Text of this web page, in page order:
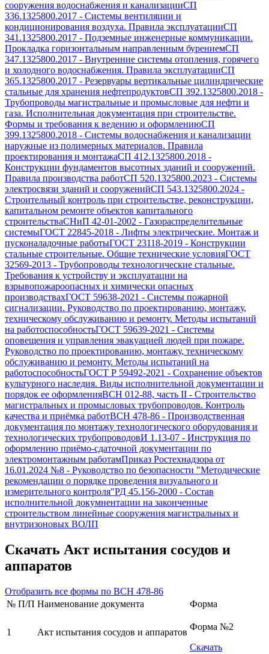
сооружения водоснабжения и канализацииСП
336.1325800.2017 - Системы вентиляции и
кондиционирования воздуха. Правила эксплуатацииСП
341.1325800.2017 - Подземные инженерные коммуникации.
Прокладка горизонтальным направленным бурениемСП
347.1325800.2017 - Внутренние системы отопления, горячего
и холодного водоснабжения. Правила эксплуатацииСП
365.1325800.2017 - Резервуары вертикальные цилиндрические
стальные для хранения нефтепродуктовСП 392.1325800.2018 -
Трубопроводы магистральные и промысловые для нефти и
газа. Исполнительная документация при строительстве.
Формы и требования к ведению и оформлениюСП
399.1325800.2018 - Системы водоснабжения и канализации
наружные из полимерных материалов. Правила
проектирования и монтажаСП 412.1325800.2018 -
Конструкции фундаментов высотных зданий и сооружений.
Правила производства работСП 520.1325800.2023 - Системы
электросвязи зданий и сооруженийСП 543.1325800.2024 -
Строительный контроль при строительстве, реконструкции,
капитальном ремонте объектов капитального
строительстваСНиП 42-01-2002 - Газораспределительные
системыГОСТ 22845-2018 - Лифты электрические. Монтаж и
пусконаладочные работыГОСТ 23118-2019 - Конструкции
стальные строительные. Общие технические условияГОСТ
32569-2013 - Трубопроводы технологические стальные.
Требования к устройству и эксплуатации на
взрывопожароопасных и химически опасных
производствахГОСТ 59638-2021 - Системы пожарной
сигнализации. Руководство по проектированию, монтажу,
техническому обслуживанию и ремонту. Методы испытаний
на работоспособностьГОСТ 59639-2021 - Системы
оповещения и управления эвакуацией людей при пожаре.
Руководство по проектированию, монтажу, техническому
обслуживанию и ремонту. Методы испытаний на
работоспособностьГОСТ Р 59492-2021 - Сохранение объектов
культурного наследия. Виды исполнительной документации и
порядок ее оформленияВСН 012-88, часть II - Строительство
магистральных и промысловых трубопроводов. Контроль
качества и приёмка работВСН 478-86 - Производственная
документация по монтажу технологического оборудования и
технологических трубопроводовИ 1.13-07 - Инструкция по
оформлению приёмо-сдаточной документации по
электромонтажным работамПриказ Ростехнадзора от
16.01.2024 №8 - Руководство по безопасности "Методические
рекомендации о порядке проведения визуального и
измерительного контроля"РД 45.156-2000 - Состав
исполнительной докумнентации на законченные
строительством линейные сооружения магистральных и
внутризоновых ВОЛП
Скачать Акт испытания сосудов и
аппаратов
Отобразить все формы по ВСН 478-86
№ П/П Наименование документа Форма
1 Акт испытания сосудов и аппаратов
Форма №2
Скачать